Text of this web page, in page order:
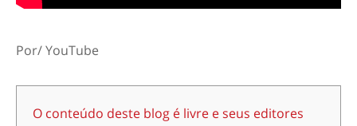
Por/ YouTube
O conteúdo deste blog é livre e seus editores